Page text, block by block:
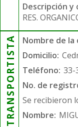
Descripción
RES.
TRANSPORTISTA Nombre de la
Domicilio:
Teléfono: 33-
No. de
Se recibieron
Nombre: